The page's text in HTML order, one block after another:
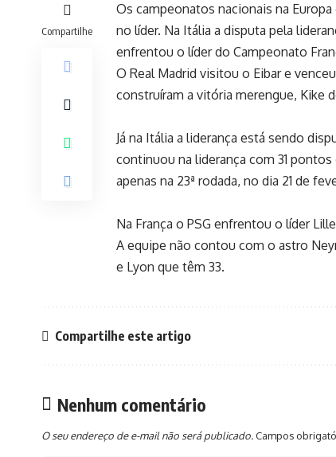
Compartilhe
Os campeonatos nacionais na
no líder. Na Itália a disputa pela
enfrentou o líder do Campeonato
O Real Madrid visitou o Eibar e
construíram a vitória merengue, Kike
Já na Itália a liderança está sendo
continuou na liderança com 31
apenas na 23ª rodada, no dia 21 de
Na França o PSG enfrentou o líder
A equipe não contou com o astro
e Lyon que têm 33.
Compartilhe este artigo
Nenhum comentário
O seu endereço de e-mail não será publicado. Campos